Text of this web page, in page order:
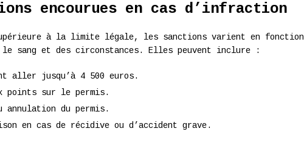
encourues en cas d’infraction
à la limite légale, les sanctions varient en fonction
le sang et des circonstances. Elles peuvent inclure :
aller jusqu’à 4 500 euros.
points sur le permis.
annulation du permis.
en cas de récidive ou d’accident grave.